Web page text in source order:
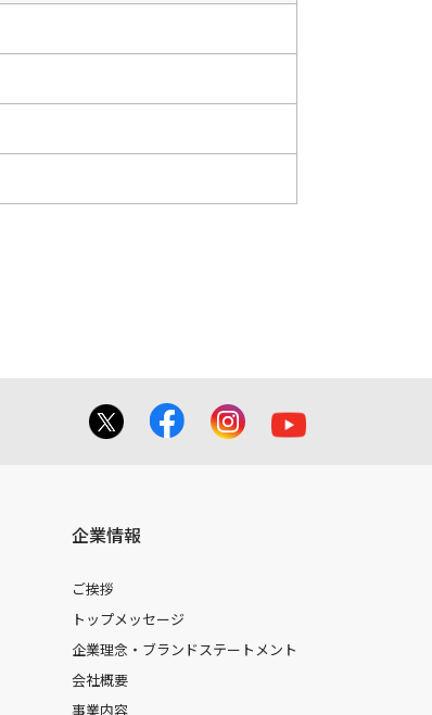
企業情報
ご挨拶
トップメッセージ
企業理念・ブランドステートメント
会社概要
事業内容